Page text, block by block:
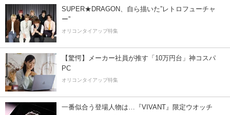
SUPER★DRAGON、自ら描いた”レトロフューチャ
ー”
オリコンタイアップ特集
【驚愕】メーカー社員が推す「10万円台」神コスパ
PC
オリコンタイアップ特集
一番似合う登場人物は…『VIVANT』限定ウオッチ